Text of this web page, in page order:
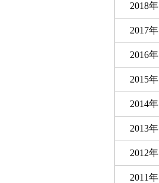
2018年
2017年
2016年
2015年
2014年
2013年
2012年
2011年